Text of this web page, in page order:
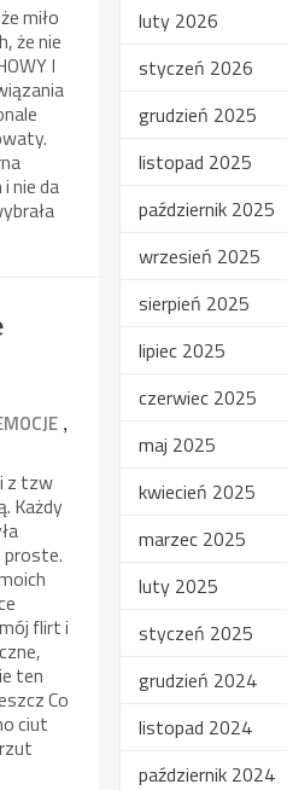
miło
że nie
I
nie da
,
z tzw
Każdy
proste.
flirt i
ten
Co
ciut
luty 2026
styczeń 2026
grudzień 2025
listopad 2025
październik 2025
wrzesień 2025
sierpień 2025
lipiec 2025
czerwiec 2025
maj 2025
kwiecień 2025
marzec 2025
luty 2025
styczeń 2025
grudzień 2024
listopad 2024
październik 2024